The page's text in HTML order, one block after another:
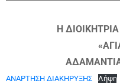
Η
ΑΝΑΡΤΗΣΗ ΔΙΑΚΗΡΥΞΗΣ Λήψη